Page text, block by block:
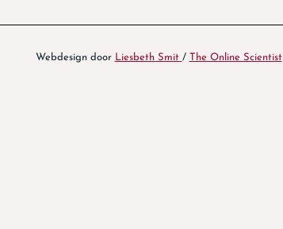
Webdesign door Liesbeth Smit / The Online Scientist